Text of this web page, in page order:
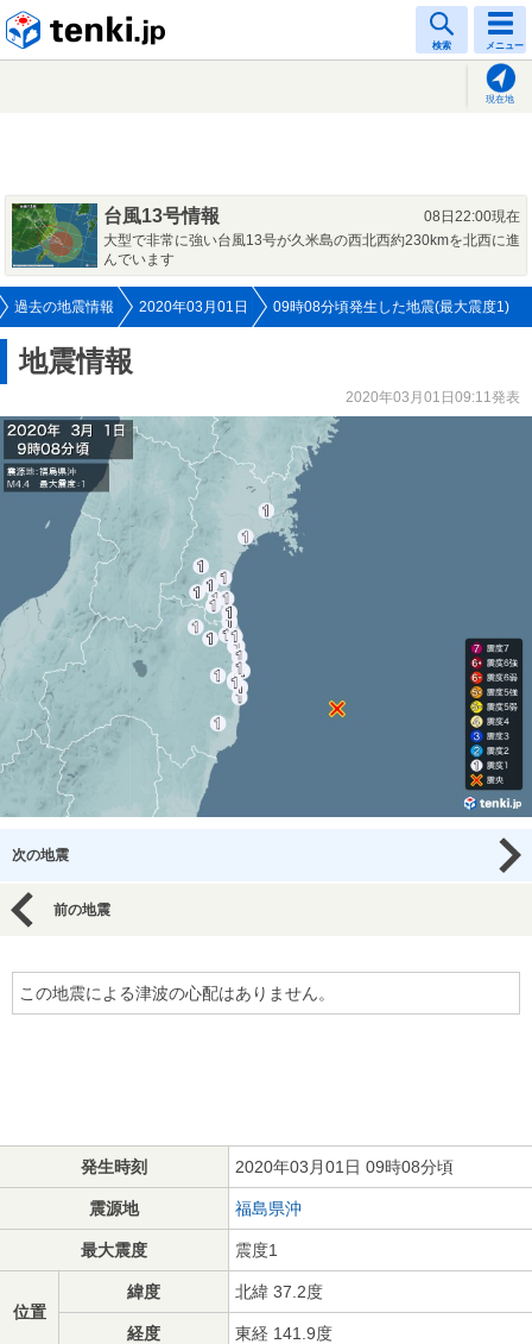
検索 メニュー
現在地
台風13号情報
08日22:00現在
大型で非常に強い台風13号が久米島の西北西約230kmを北西に進
んでいます
過去の地震情報 2020年03月01日 09時08分頃発生した地震(最大震度1)
地震情報
2020年03月01日09:11発表
次の地震
前の地震
この地震による津波の心配はありません。
発生時刻 2020年03月01日 09時08分頃
震源地 福島県沖
最大震度 震度1
位置
緯度 北緯 37.2度
経度 東経 141.9度